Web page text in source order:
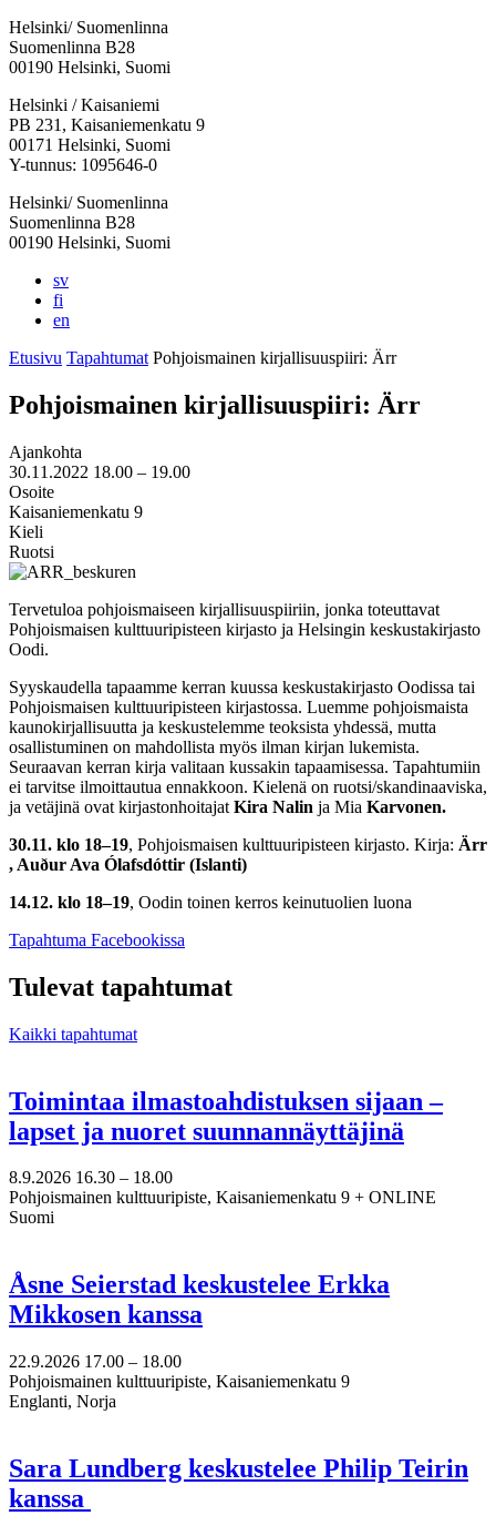
Helsinki/ Suomenlinna
Suomenlinna B28
00190 Helsinki, Suomi
Facebook:
Avataan
uuteen
välilehteen
Instagram:
Avataan
uuteen
välilehteen
TikTok:
Avataan
uuteen
välilehteen
Youtube:
Avataan
uuteen
välilehteen
Vimeo:
Avataan
uuteen
välilehteen
Helsinki / Kaisaniemi
PB 231, Kaisaniemenkatu 9
00171 Helsinki, Suomi
Y-tunnus: 1095646-0
Helsinki/ Suomenlinna
Suomenlinna B28
00190 Helsinki, Suomi
sv
fi
en
Etusivu Tapahtumat Pohjois­mainen kirjallisuus­piiri: Ärr
Pohjois­mainen kirjallisuus­piiri: Ärr
Ajankohta
30.11.2022 18.00 – 19.00
Osoite
Kaisaniemenkatu 9
Kieli
Ruotsi
Tervetuloa pohjoismaiseen kirjallisuuspiiriin, jonka toteuttavat
Pohjoismaisen kulttuuripisteen kirjasto ja Helsingin keskustakirjasto
Oodi.
Syyskaudella tapaamme kerran kuussa keskustakirjasto Oodissa tai
Pohjoismaisen kulttuuripisteen kirjastossa. Luemme pohjoismaista
kaunokirjallisuutta ja keskustelemme teoksista yhdessä, mutta
osallistuminen on mahdollista myös ilman kirjan lukemista.
Seuraavan kerran kirja valitaan kussakin tapaamisessa. Tapahtumiin
ei tarvitse ilmoittautua ennakkoon. Kielenä on ruotsi/skandinaaviska,
ja vetäjinä ovat kirjastonhoitajat Kira Nalin ja Mia Karvonen.
30.11. klo 18–19, Pohjoismaisen kulttuuripisteen kirjasto. Kirja: Ärr
, Auður Ava Ólafsdóttir (Islanti)
14.12. klo 18–19, Oodin toinen kerros keinutuolien luona
Tapahtuma Facebookissa
välilehteen
Tulevat tapahtumat
Kaikki tapahtumat
Toimintaa ilmastoahdistuksen sijaan –
lapset ja nuoret suunnannäyttäjinä
8.9.2026 16.30 – 18.00
Pohjoismainen kulttuuripiste, Kaisaniemenkatu 9 + ONLINE
Suomi
Åsne Seierstad keskustelee Erkka
Mikkosen kanssa
22.9.2026 17.00 – 18.00
Pohjoismainen kulttuuripiste, Kaisaniemenkatu 9
Englanti, Norja
Sara Lundberg keskustelee Philip Teirin
kanssa